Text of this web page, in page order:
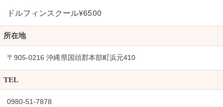
ドルフィンスクール¥6500
所在地
〒905-0216 沖縄県国頭郡本部町浜元410
TEL
0980-51-7878